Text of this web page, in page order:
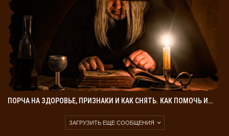
ПОРЧА НА ЗДОРОВЬЕ, ПРИЗНАКИ И КАК СНЯТЬ. КАК ПОМОЧЬ И…
ЗАГРУЗИТЬ ЕЩЕ СООБЩЕНИЯ